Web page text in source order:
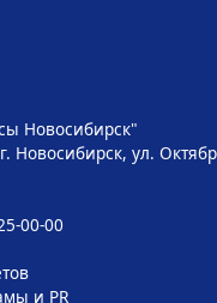
Новосибирск"
Новосибирск, ул.
00-00
и PR